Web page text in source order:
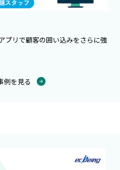
プリで顧客の囲い込みをさらに強
例を見る